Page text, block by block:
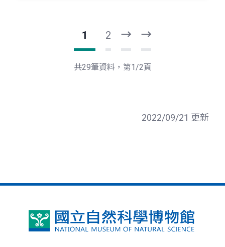
1 2
一
頁
後
一
共29筆資料，第1/2頁
2022/09/21 更新
國